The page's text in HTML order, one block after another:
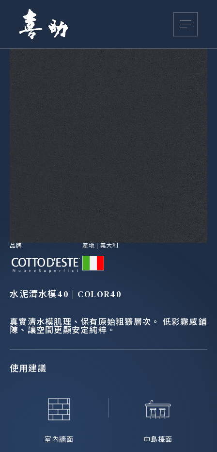
品牌 產地 | 義大利
水泥清水模40 | COLOR40
真實清水模肌理、保有原始粗獷層次。 低彩霧感鋪
陳、讓空間更顯安定純粹。
使用建議
室內牆面 中島檯面